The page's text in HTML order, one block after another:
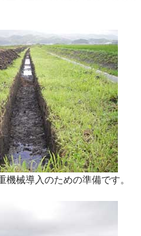
機械導入のための準備です。